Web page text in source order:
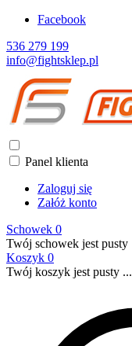
Facebook
536 279 199
info@fightsklep.pl
Panel klienta
Zaloguj się
Załóż konto
Schowek 0
Twój schowek jest pusty
Koszyk 0
Twój koszyk jest pusty ...